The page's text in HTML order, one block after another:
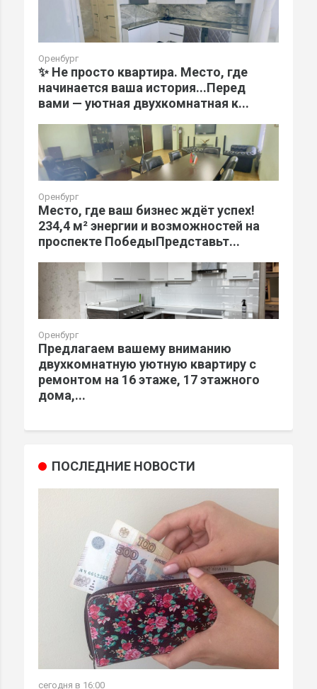
Оренбург
✨ Не просто квартира. Место, где
начинается ваша история...Перед
вами — уютная двухкомнатная к...
Оренбург
Место, где ваш бизнес ждёт успех!
234,4 м² энергии и возможностей на
проспекте ПобедыПредставьт...
Оренбург
Предлагаем вашему вниманию
двухкомнатную уютную квартиру с
ремонтом на 16 этаже, 17 этажного
дома,...
ПОСЛЕДНИЕ НОВОСТИ
сегодня в 16:00